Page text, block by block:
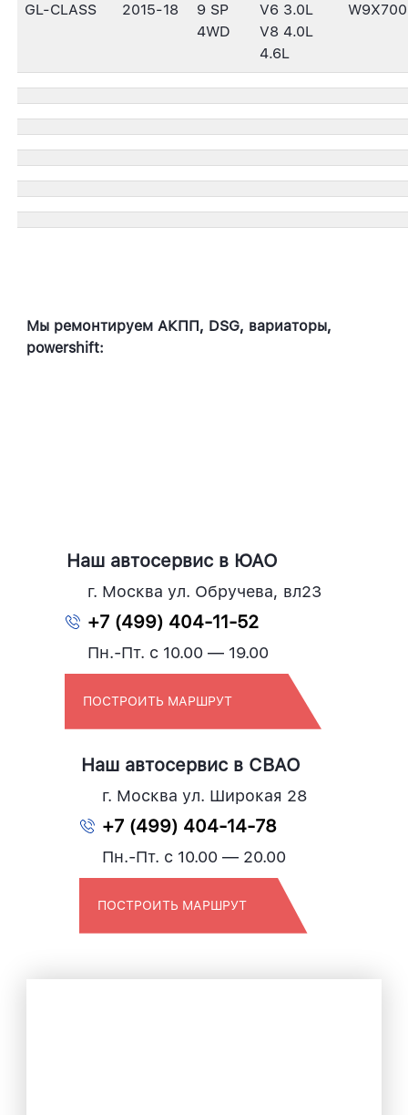
GL-CLASS 2015-18
9 SP
4WD
V6 3.0L
V8 4.0L
4.6L
W9X700
Мы ремонтируем АКПП, DSG, вариаторы,
powershift:
Наш автосервис в ЮАО
г. Москва ул. Обручева, вл23
+7 (499) 404-11-52
Пн.-Пт. с 10.00 — 19.00
ПОСТРОИТЬ МАРШРУТ
Наш автосервис в СВАО
г. Москва ул. Широкая 28
+7 (499) 404-14-78
Пн.-Пт. с 10.00 — 20.00
ПОСТРОИТЬ МАРШРУТ